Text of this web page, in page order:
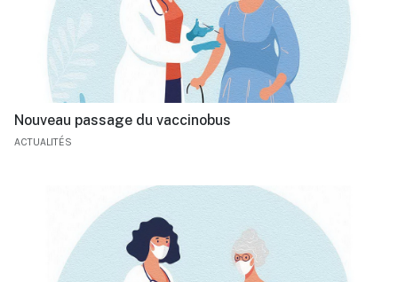
Nouveau passage du vaccinobus
ACTUALITÉS